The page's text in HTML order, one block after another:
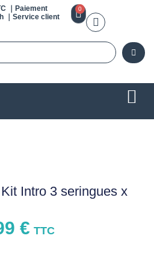
｜Paiement
｜Service client
0
Intro 3 seringues x
€ TTC